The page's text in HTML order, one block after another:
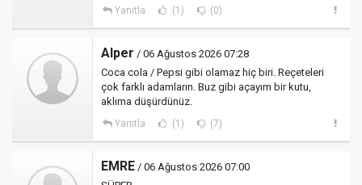
Yanıtla (1) (0)
Alper / 06 Ağustos 2026 07:28
Coca cola / Pepsi gibi olamaz hiç biri. Reçeteleri
çok farklı adamların. Buz gibi açayım bir kutu,
aklıma düşürdünüz.
Yanıtla (1) (7)
EMRE / 06 Ağustos 2026 07:00